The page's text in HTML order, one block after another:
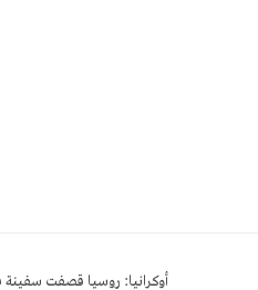
أوكرانيا: روسيا قصفت